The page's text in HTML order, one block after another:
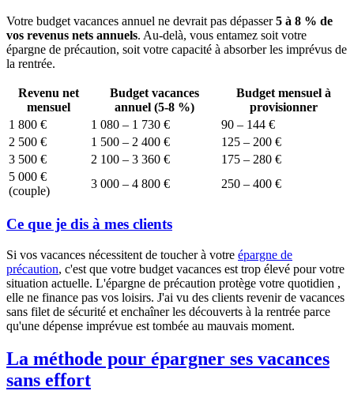
Votre budget vacances annuel ne devrait pas dépasser5 à 8 % de
vos revenus nets annuels. Au-delà, vous entamez soit votre
épargne de précaution, soit votre capacité à absorber les imprévus de
la rentrée.
Revenu net
mensuel
Budget vacances
annuel (5-8 %)
Budget mensuel à
provisionner
1 800 €
1 080 – 1 730 €
90 – 144 €
2 500 €
1 500 – 2 400 €
125 – 200 €
3 500 €
2 100 – 3 360 €
175 – 280 €
5 000 €
(couple)
3 000 – 4 800 € 250 – 400 €
Ce que je dis à mes clients
Si vos vacances nécessitent de toucher à votre épargne de
précaution, c'est que votre budget vacances est trop élevé pour votre
situation actuelle. L'épargne de précaution protège votre quotidien ,
elle ne finance pas vos loisirs. J'ai vu des clients revenir de vacances
sans filet de sécurité et enchaîner les découverts à la rentrée parce
qu'une dépense imprévue est tombée au mauvais moment.
La méthode pour épargner ses vacances
sans effort